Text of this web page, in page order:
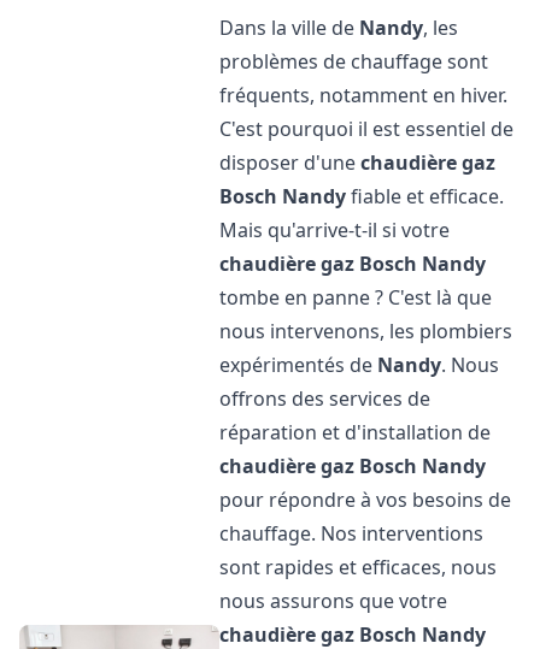
Dans la ville de Nandy, les
problèmes de chauffage sont
fréquents, notamment en hiver.
C'est pourquoi il est essentiel de
disposer d'unechaudière gaz
Bosch Nandyfiable et efficace.
Mais qu'arrive-t-il si votre
chaudière gaz Bosch Nandy
tombe en panne ? C'est là que
nous intervenons, les plombiers
expérimentés de Nandy. Nous
offrons des services de
réparation et d'installation de
chaudière gaz Bosch Nandy
pour répondre à vos besoins de
chauffage. Nos interventions
sont rapides et efficaces, nous
nous assurons que votre
chaudière gaz Bosch Nandy